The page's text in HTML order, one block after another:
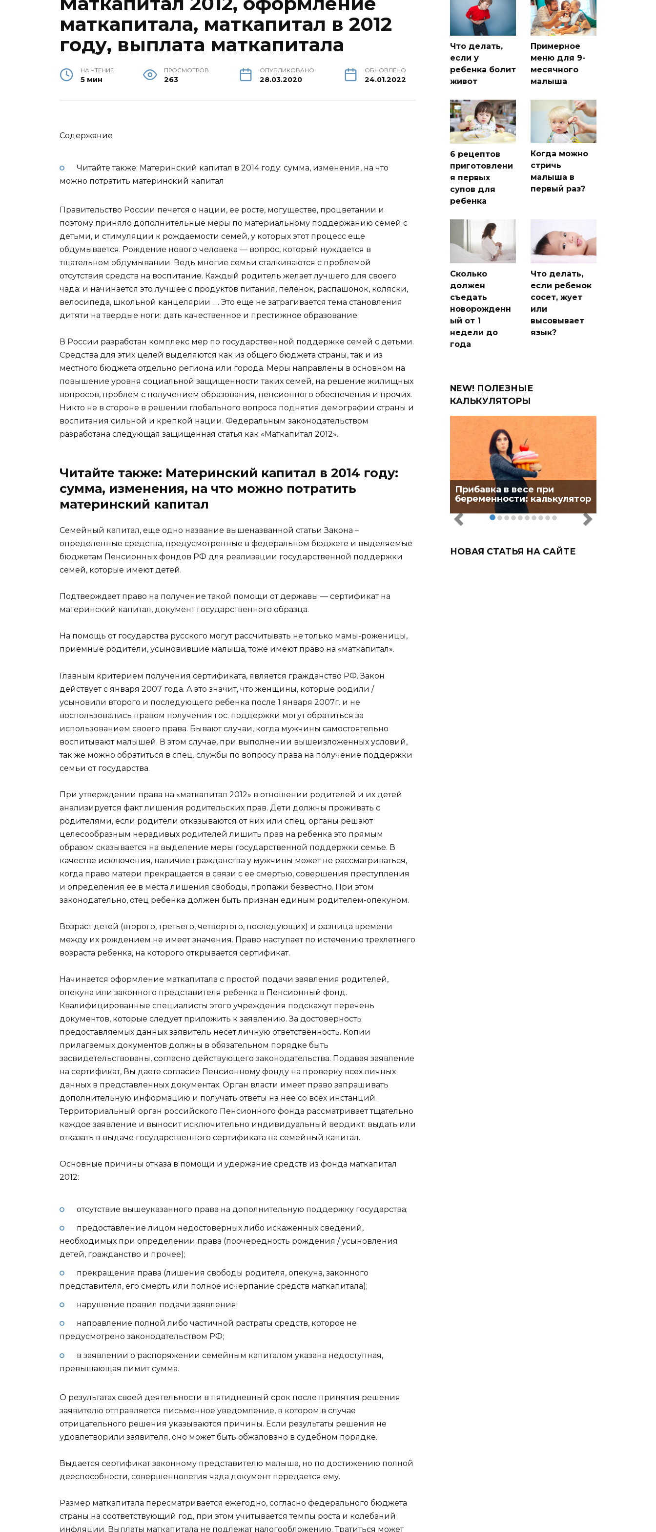
маткапитала, маткапитал в 2012
году, выплата маткапитала
НА ЧТЕНИЕ
5 мин
ПРОСМОТРОВ
263
ОПУБЛИКОВАНО
28.03.2020
ОБНОВЛЕНО
24.01.2022
Содержание
Читайте также: Материнский капитал в 2014 году: сумма, изменения, на что
можно потратить материнский капитал
Правительство России печется о нации, ее росте, могуществе, процветании и
поэтому приняло дополнительные меры по материальному поддержанию семей с
детьми, и стимуляции к рождаемости семей, у которых этот процесс еще
обдумывается. Рождение нового человека — вопрос, который нуждается в
тщательном обдумывании. Ведь многие семьи сталкиваются с проблемой
отсутствия средств на воспитание. Каждый родитель желает лучшего для своего
чада: и начинается это лучшее с продуктов питания, пеленок, распашонок, коляски,
велосипеда, школьной канцелярии …. Это еще не затрагивается тема становления
дитяти на твердые ноги: дать качественное и престижное образование.
В России разработан комплекс мер по государственной поддержке семей с детьми.
Средства для этих целей выделяются как из общего бюджета страны, так и из
местного бюджета отдельно региона или города. Меры направлены в основном на
повышение уровня социальной защищенности таких семей, на решение жилищных
вопросов, проблем с получением образования, пенсионного обеспечения и прочих.
Никто не в стороне в решении глобального вопроса поднятия демографии страны и
воспитания сильной и крепкой нации. Федеральным законодательством
разработана следующая защищенная статья как «Маткапитал 2012».
Читайте также: Материнский капитал в 2014 году:
сумма, изменения, на что можно потратить
материнский капитал
Семейный капитал, еще одно название вышеназванной статьи Закона –
определенные средства, предусмотренные в федеральном бюджете и выделяемые
бюджетам Пенсионных фондов РФ для реализации государственной поддержки
семей, которые имеют детей.
Подтверждает право на получение такой помощи от державы — сертификат на
материнский капитал, документ государственного образца.
На помощь от государства русского могут рассчитывать не только мамы-роженицы,
приемные родители, усыновившие малыша, тоже имеют право на «маткапитал».
Главным критерием получения сертификата, является гражданство РФ. Закон
действует с января 2007 года. А это значит, что женщины, которые родили /
усыновили второго и последующего ребенка после 1 января 2007г. и не
воспользовались правом получения гос. поддержки могут обратиться за
использованием своего права. Бывают случаи, когда мужчины самостоятельно
воспитывают малышей. В этом случае, при выполнении вышеизложенных условий,
так же можно обратиться в спец. службы по вопросу права на получение поддержки
семьи от государства.
При утверждении права на «маткапитал 2012» в отношении родителей и их детей
анализируется факт лишения родительских прав. Дети должны проживать с
родителями, если родители отказываются от них или спец. органы решают
целесообразным нерадивых родителей лишить прав на ребенка это прямым
образом сказывается на выделение меры государственной поддержки семье. В
качестве исключения, наличие гражданства у мужчины может не рассматриваться,
когда право матери прекращается в связи с ее смертью, совершения преступления
и определения ее в места лишения свободы, пропажи безвестно. При этом
законодательно, отец ребенка должен быть признан единым родителем-опекуном.
Возраст детей (второго, третьего, четвертого, последующих) и разница времени
между их рождением не имеет значения. Право наступает по истечению трехлетнего
возраста ребенка, на которого открывается сертификат.
Начинается оформление маткапитала с простой подачи заявления родителей,
опекуна или законного представителя ребенка в Пенсионный фонд.
Квалифицированные специалисты этого учреждения подскажут перечень
документов, которые следует приложить к заявлению. За достоверность
предоставляемых данных заявитель несет личную ответственность. Копии
прилагаемых документов должны в обязательном порядке быть
засвидетельствованы, согласно действующего законодательства. Подавая заявление
на сертификат, Вы даете согласие Пенсионному фонду на проверку всех личных
данных в представленных документах. Орган власти имеет право запрашивать
дополнительную информацию и получать ответы на нее со всех инстанций.
Территориальный орган российского Пенсионного фонда рассматривает тщательно
каждое заявление и выносит исключительно индивидуальный вердикт: выдать или
отказать в выдаче государственного сертификата на семейный капитал.
Основные причины отказа в помощи и удержание средств из фонда маткапитал
2012:
отсутствие вышеуказанного права на дополнительную поддержку государства;
предоставление лицом недостоверных либо искаженных сведений,
необходимых при определении права (поочередность рождения / усыновления
детей, гражданство и прочее);
прекращения права (лишения свободы родителя, опекуна, законного
представителя, его смерть или полное исчерпание средств маткапитала);
нарушение правил подачи заявления;
направление полной либо частичной растраты средств, которое не
предусмотрено законодательством РФ;
в заявлении о распоряжении семейным капиталом указана недоступная,
превышающая лимит сумма.
О результатах своей деятельности в пятидневный срок после принятия решения
заявителю отправляется письменное уведомление, в котором в случае
отрицательного решения указываются причины. Если результаты решения не
удовлетворили заявителя, оно может быть обжаловано в судебном порядке.
Выдается сертификат законному представителю малыша, но по достижению полной
дееспособности, совершеннолетия чада документ передается ему.
Размер маткапитала пересматривается ежегодно, согласно федерального бюджета
страны на соответствующий год, при этом учитывается темпы роста и колебаний
инфляции. Выплаты маткапитала не подлежат налогообложению. Тратиться может
Что делать,
если у
ребенка болит
живот
Примерное
меню для 9-
месячного
малыша
6 рецептов
приготовлени
я первых
супов для
ребенка
Когда можно
стричь
малыша в
первый раз?
Сколько
должен
съедать
новорожденн
ый от 1
недели до
года
Что делать,
если ребенок
сосет, жует
или
высовывает
язык?
NEW! ПОЛЕЗНЫЕ
КАЛЬКУЛЯТОРЫ
Прибавка в весе при
беременности: калькулятор
НОВАЯ СТАТЬЯ НА САЙТЕ